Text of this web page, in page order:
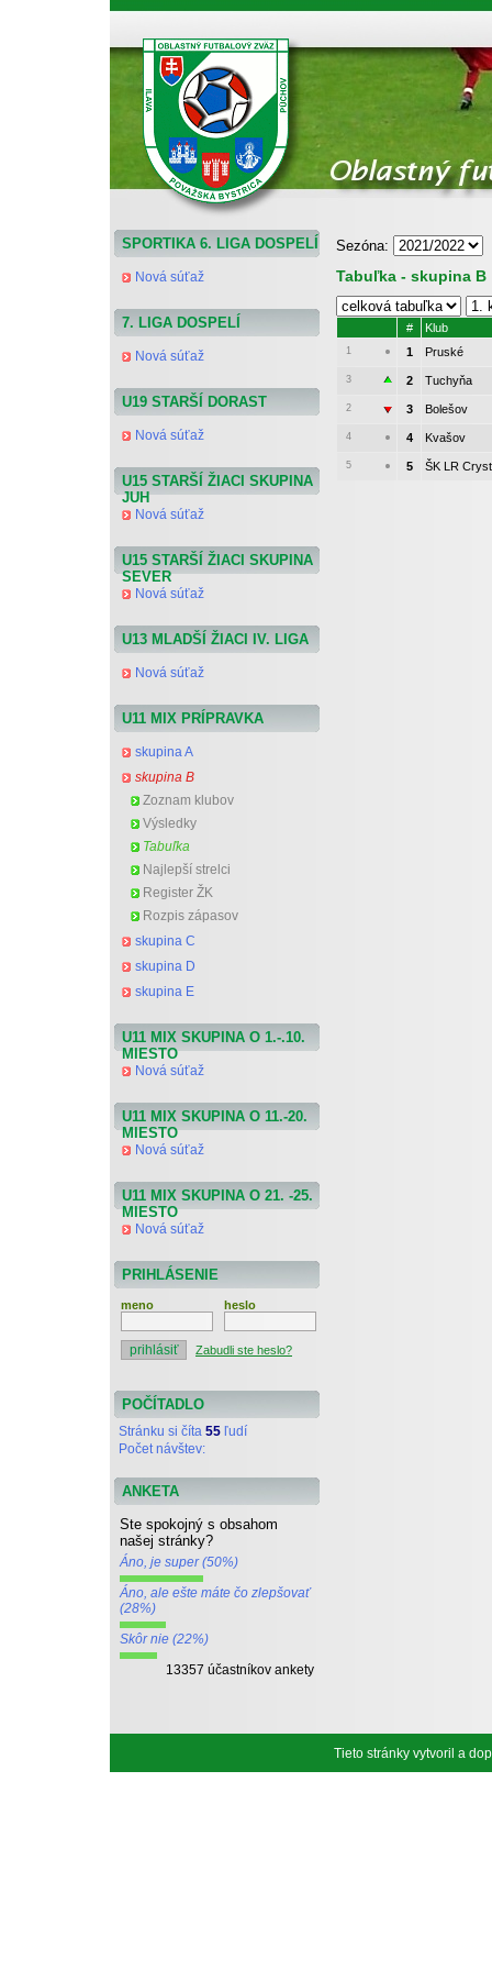
SPORTIKA 6. LIGA DOSPELÍ
Nová súťaž
7. LIGA DOSPELÍ
Nová súťaž
U19 STARŠÍ DORAST
Nová súťaž
U15 STARŠÍ ŽIACI SKUPINA
JUH
Nová súťaž
U15 STARŠÍ ŽIACI SKUPINA
SEVER
Nová súťaž
U13 MLADŠÍ ŽIACI IV. LIGA
Nová súťaž
U11 MIX PRÍPRAVKA
skupina A
skupina B
Zoznam klubov
Výsledky
Tabuľka
Najlepší strelci
Register ŽK
Rozpis zápasov
skupina C
skupina D
skupina E
U11 MIX SKUPINA O 1.-.10.
MIESTO
Nová súťaž
U11 MIX SKUPINA O 11.-20.
MIESTO
Nová súťaž
U11 MIX SKUPINA O 21. -25.
MIESTO
Nová súťaž
PRIHLÁSENIE
meno heslo
Zabudli ste heslo?
POČÍTADLO
Stránku si číta 55 ľudí
Počet návštev:
ANKETA
Ste spokojný s obsahom
našej stránky?
Áno, je super (50%)
Áno, ale ešte máte čo zlepšovať
(28%)
Skôr nie (22%)
13357 účastníkov ankety
Sezóna:
Tabuľka - skupina B
# Klub
1 1 Pruské
3 2 Tuchyňa
2 3 Bolešov
4 4 Kvašov
5 5 ŠK LR
Tieto stránky vytvoril a